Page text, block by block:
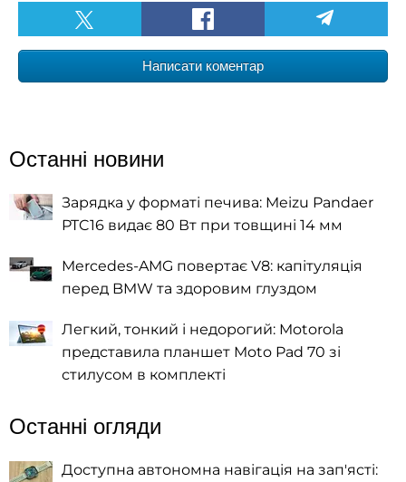
Написати коментар
Останні новини
Зарядка у форматі печива: Meizu Pandaer
PTC16 видає 80 Вт при товщині 14 мм
Mercedes-AMG повертає V8: капітуляція
перед BMW та здоровим глуздом
Легкий, тонкий і недорогий: Motorola
представила планшет Moto Pad 70 зі
стилусом в комплекті
Останні огляди
Доступна автономна навігація на зап'ясті: